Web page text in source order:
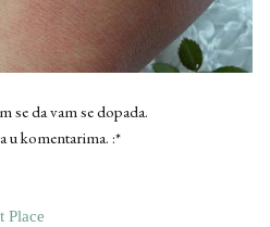
se da vam se dopada.
u komentarima. :*
Place